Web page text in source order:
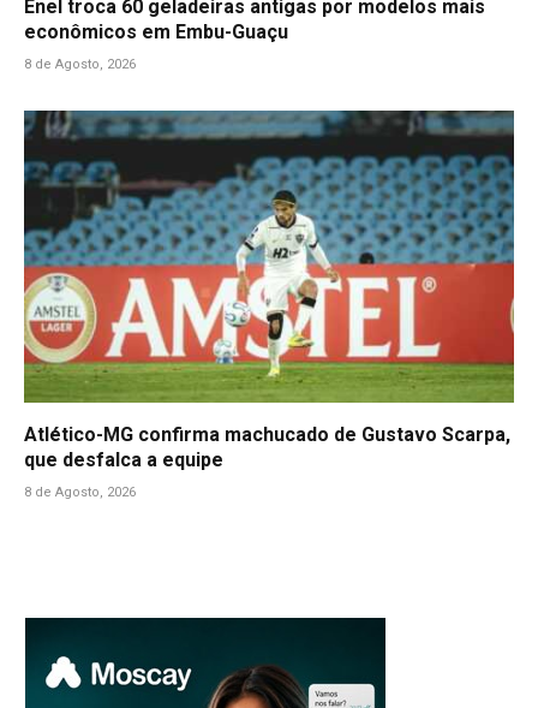
Enel troca 60 geladeiras antigas por modelos mais
econômicos em Embu-Guaçu
8 de Agosto, 2026
Atlético-MG confirma machucado de Gustavo Scarpa,
que desfalca a equipe
8 de Agosto, 2026